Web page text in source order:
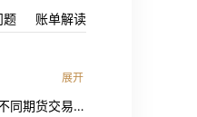
题 账单解读
展开
同期货交易所